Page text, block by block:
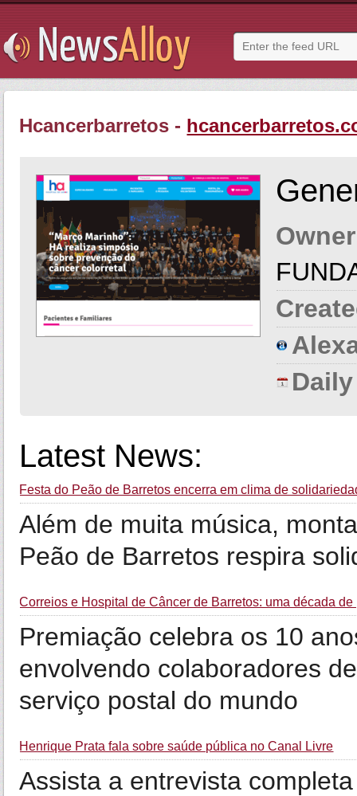
Hcancerbarretos -
Latest News:
Festa do Peão de Barretos encerra em clima de
Além de muita música,
Peão de Barretos respira
Correios e Hospital de Câncer de Barretos: uma década
Premiação celebra os 10
envolvendo colaboradores
serviço postal do mundo
Henrique Prata fala sobre saúde pública no Canal Livre
Assista a entrevista